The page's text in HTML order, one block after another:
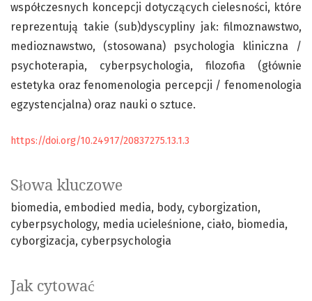
Słowa kluczowe
biomedia embodied media body cyborgization
cyberpsychology media ucieleśnione ciało biomedia
cyborgizacja cyberpsychologia
Jak cytować
współczesnych koncepcji dotyczących cielesności, które
reprezentują takie (sub)dyscypliny jak: filmoznawstwo,
medioznawstwo, (stosowana) psychologia kliniczna /
psychoterapia, cyberpsychologia, filozofia (głównie
estetyka oraz fenomenologia percepcji / fenomenologia
egzystencjalna) oraz nauki o sztuce.
https://doi.org/10.24917/20837275.13.1.3